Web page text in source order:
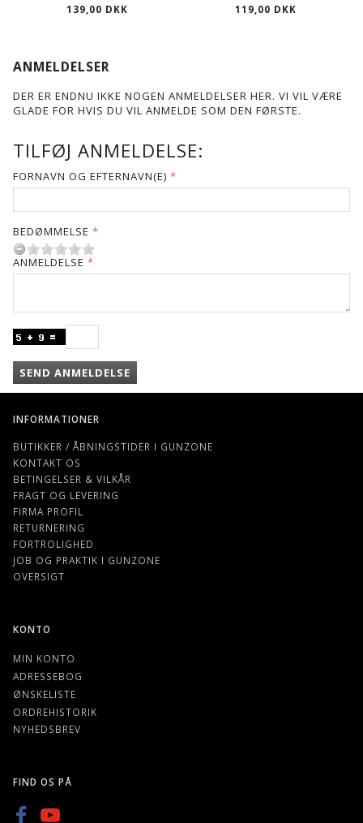
139,00 DKK
119,00 DKK
ANMELDELSER
DER ER ENDNU IKKE NOGEN ANMELDELSER HER. VI VIL VÆRE
GLADE FOR HVIS DU VIL ANMELDE SOM DEN FØRSTE.
TILFØJ ANMELDELSE:
FORNAVN OG EFTERNAVN(E)
BEDØMMELSE
ANMELDELSE
SEND ANMELDELSE
INFORMATIONER
BUTIKKER / ÅBNINGSTIDER I GUNZONE
KONTAKT OS
BETINGELSER & VILKÅR
FRAGT OG LEVERING
FIRMA PROFIL
RETURNERING
FORTROLIGHED
JOB OG PRAKTIK I GUNZONE
OVERSIGT
KONTO
MIN KONTO
ADRESSEBOG
ØNSKELISTE
ORDREHISTORIK
NYHEDSBREV
FIND OS PÅ